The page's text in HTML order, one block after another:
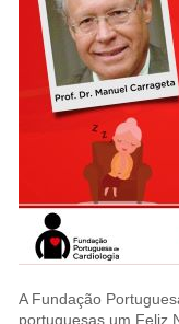
A Fundação
portuguesas um Feliz